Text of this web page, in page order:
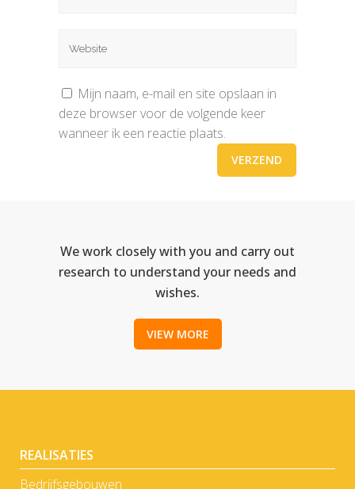
Mijn naam, e-mail en site opslaan in
deze browser voor de volgende keer
wanneer ik een reactie plaats.
We work closely with you and carry out
research to understand your needs and
wishes.
VIEW MORE
REALISATIES
Bedrijfsgebouwen